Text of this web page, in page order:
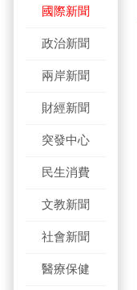
國際新聞
政治新聞
兩岸新聞
財經新聞
突發中心
民生消費
文教新聞
社會新聞
醫療保健